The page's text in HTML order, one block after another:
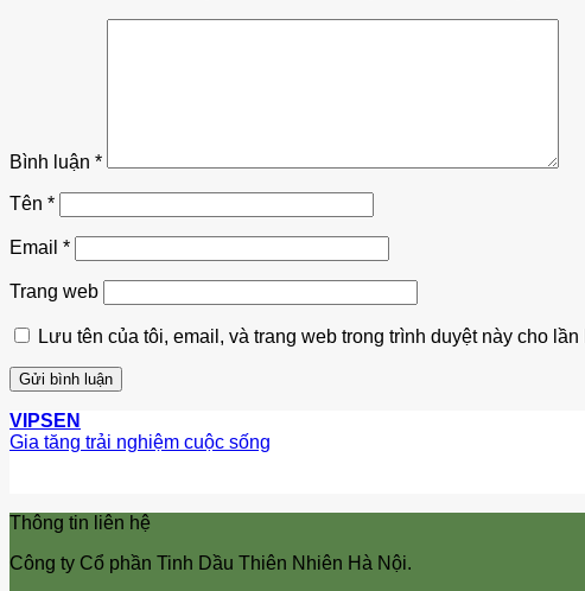
Bình luận *
Tên *
Email *
Trang web
Lưu tên của tôi, email, và trang web trong trình duyệt này cho
VIPSEN
Gia tăng trải nghiệm cuộc sống
Thông tin liên hệ
Công ty Cổ phần Tinh Dầu Thiên Nhiên Hà Nội.